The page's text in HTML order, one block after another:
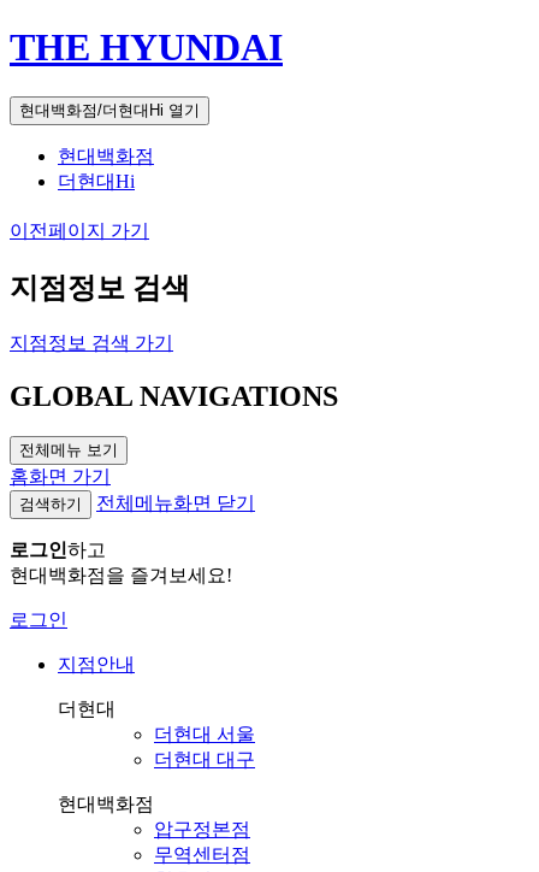
THE HYUNDAI
현대백화점/더현대Hi 열기
현대백화점
더현대Hi
이전페이지 가기
지점정보 검색
지점정보 검색 가기
GLOBAL NAVIGATIONS
전체메뉴 보기
홈화면 가기
검색하기 전체메뉴화면 닫기
로그인하고
현대백화점을 즐겨보세요!
로그인
지점안내
더현대
더현대 서울
더현대 대구
현대백화점
압구정본점
무역센터점